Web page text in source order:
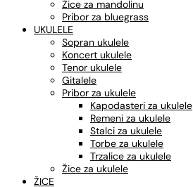
Žice za mandolinu
Pribor za bluegrass
UKULELE
Sopran ukulele
Koncert ukulele
Tenor ukulele
Gitalele
Pribor za ukulele
Kapodasteri za ukulele
Remeni za ukulele
Stalci za ukulele
Torbe za ukulele
Trzalice za ukulele
Žice za ukulele
ŽICE